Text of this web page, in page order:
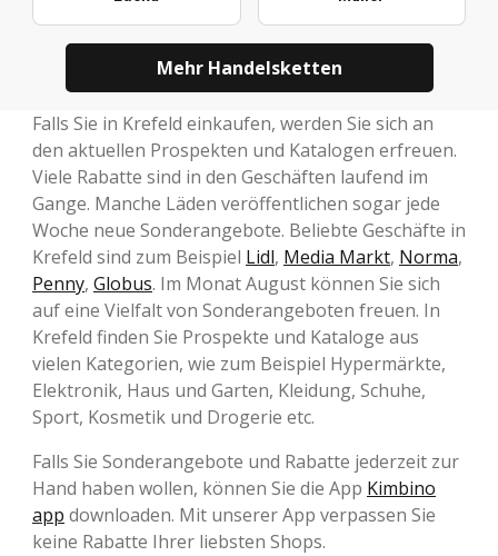
Mehr Handelsketten
Falls Sie in Krefeld einkaufen, werden Sie sich an
den aktuellen Prospekten und Katalogen erfreuen.
Viele Rabatte sind in den Geschäften laufend im
Gange. Manche Läden veröffentlichen sogar jede
Woche neue Sonderangebote. Beliebte Geschäfte in
Krefeld sind zum Beispiel Lidl, Media Markt, Norma,
Penny, Globus. Im Monat August können Sie sich
auf eine Vielfalt von Sonderangeboten freuen. In
Krefeld finden Sie Prospekte und Kataloge aus
vielen Kategorien, wie zum Beispiel Hypermärkte,
Elektronik, Haus und Garten, Kleidung, Schuhe,
Sport, Kosmetik und Drogerie etc.
Falls Sie Sonderangebote und Rabatte jederzeit zur
Hand haben wollen, können Sie die App Kimbino
app downloaden. Mit unserer App verpassen Sie
keine Rabatte Ihrer liebsten Shops.